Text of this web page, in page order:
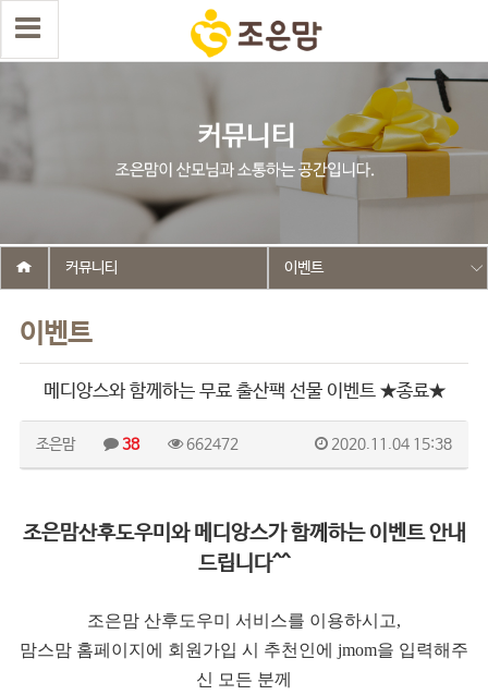
이벤트
커뮤니티 이벤트
메디앙스와 함께하는 무료 출산팩 선물 이벤트 ★종료★
조은맘 38 662472 2020.11.04 15:38
조은맘산후도우미와 메디앙스가 함께하는 이벤트 안내
드립니다^^
조은맘 산후도우미 서비스를 이용하시고,
맘스맘 홈페이지에 회원가입 시 추천인에 jmom을 입력해주
신 모든 분께